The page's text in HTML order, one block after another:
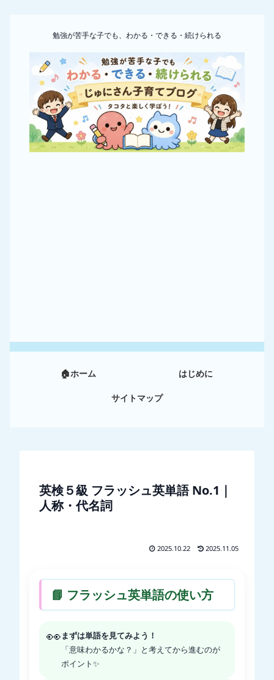
勉強が苦手な子でも、わかる・できる・続けられる
🏠ホーム はじめに
サイトマップ
英検５級 フラッシュ英単語 No.1｜
人称・代名詞
2025.10.22 2025.11.05
📘 フラッシュ英単語の使い方
👀まずは単語を見てみよう！
「意味わかるかな？」と考えてから進むのが
ポイント✨